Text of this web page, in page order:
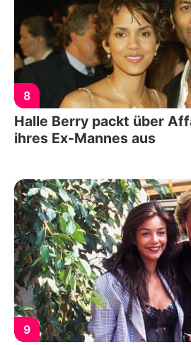
8
Halle Berry packt über
ihres Ex-Mannes aus
9